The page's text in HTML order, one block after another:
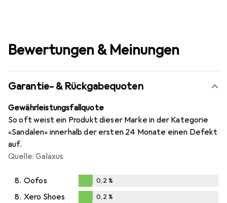
Bewertungen & Meinungen
Garantie- & Rückgabequoten
Gewährleistungsfallquote
So oft weist ein Produkt dieser Marke in der Kategorie
«Sandalen» innerhalb der ersten 24 Monate einen Defekt
auf.
Quelle: Galaxus
8. Oofos
0,2%
0,2 %
8. Xero Shoes 0,2 %